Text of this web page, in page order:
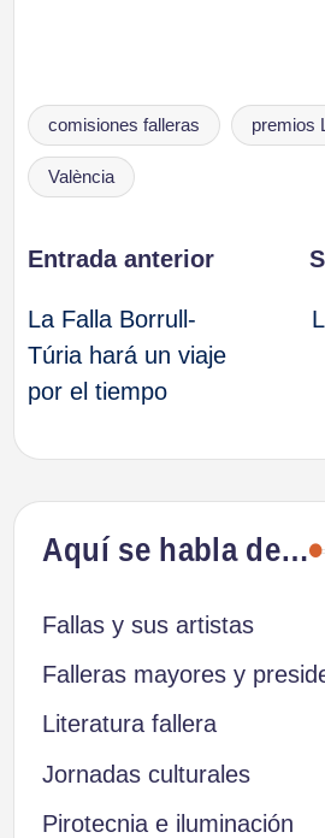
Etiquetas:
comisiones falleras premios
València
Navegación
de
entradas
Entrada anterior
La Falla Borrull-
Túria hará un viaje
por el tiempo
Aquí se habla de…
Fallas y sus artistas
Falleras mayores y
Literatura fallera
Jornadas culturales
Pirotecnia e iluminación